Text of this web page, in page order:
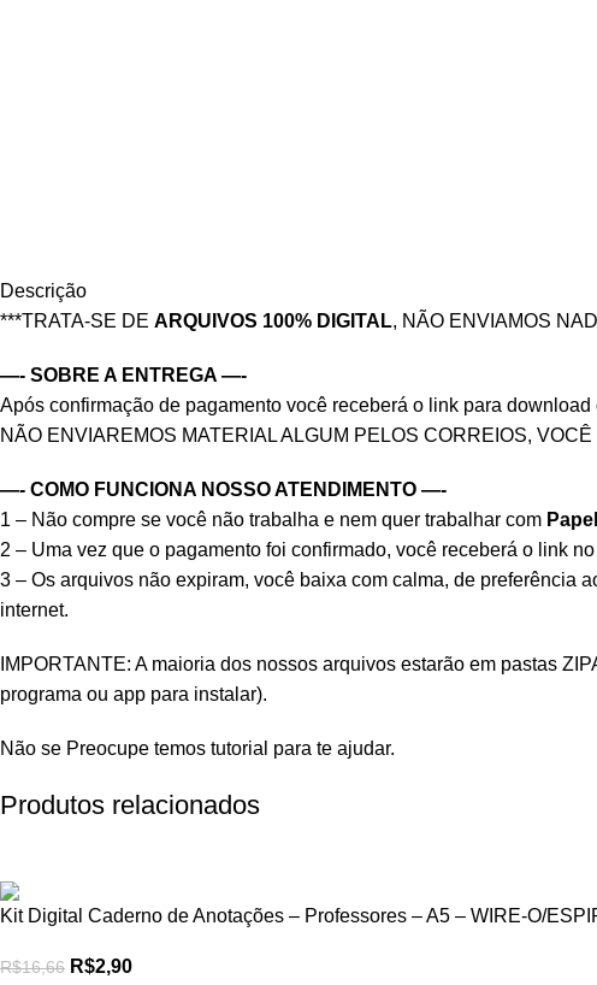
Descrição
***TRATA-SE DE ARQUIVOS 100% DIGITAL, NÃO ENVIAMOS
—- SOBRE A ENTREGA —-
Após confirmação de pagamento você receberá o link para
NÃO ENVIAREMOS MATERIAL ALGUM PELOS CORREIOS,
—- COMO FUNCIONA NOSSO ATENDIMENTO —-
1 – Não compre se você não trabalha e nem quer trabalhar com
2 – Uma vez que o pagamento foi confirmado, você receberá o link
3 – Os arquivos não expiram, você baixa com calma, de preferência
internet.
IMPORTANTE: A maioria dos nossos arquivos estarão em pastas
programa ou app para instalar).
Não se Preocupe temos tutorial para te ajudar.
Produtos relacionados
Kit Digital Caderno de Anotações – Professores – A5 – WIRE-O/
R$16,66 R$2,90